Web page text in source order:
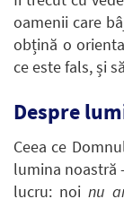
oamenii care
obțină o
ce este fals, și
Despre
Ceea ce
lumina noastră
lucru: noi nu